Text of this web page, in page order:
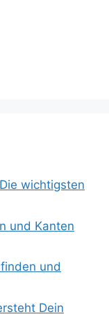
wichtigsten
und Kanten
und
Dein